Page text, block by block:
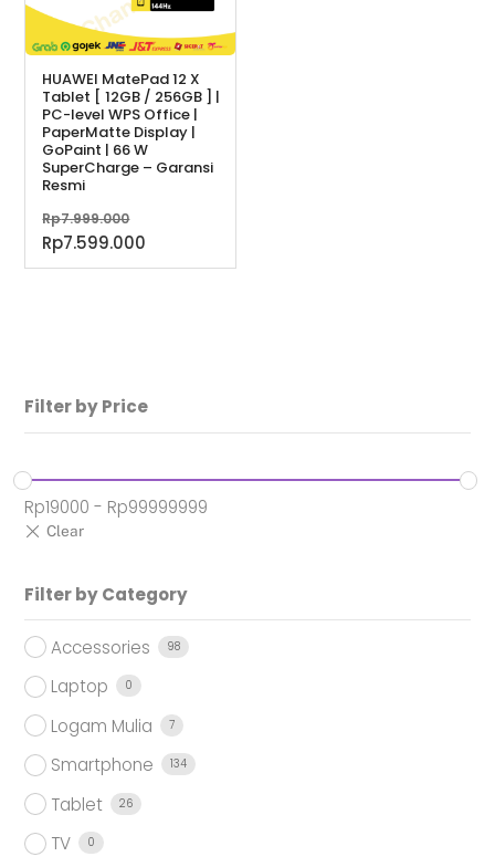
HUAWEI MatePad 12 X
Tablet [ 12GB / 256GB ] |
PC-level WPS Office |
PaperMatte Display |
GoPaint | 66 W
SuperCharge – Garansi
Resmi
Rp7.999.000
aslinya
adalah:
Rp7.599.000
saat
Filter by Price
Rp19000 - Rp99999999
Filter by Category
Accessories 98
Laptop 0
Logam Mulia 7
Smartphone 134
Tablet 26
TV 0